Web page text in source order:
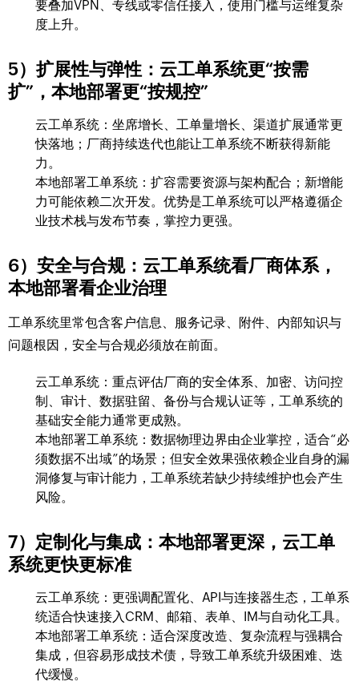
要叠加VPN、专线或零信任接入，使用门槛与运维复杂
度上升。
5）扩展性与弹性：云工单系统更“按需
扩”，本地部署更“按规控”
云工单系统：坐席增长、工单量增长、渠道扩展通常更
快落地；厂商持续迭代也能让工单系统不断获得新能
力。
本地部署工单系统：扩容需要资源与架构配合；新增能
力可能依赖二次开发。优势是工单系统可以严格遵循企
业技术栈与发布节奏，掌控力更强。
6）安全与合规：云工单系统看厂商体系，
本地部署看企业治理
工单系统里常包含客户信息、服务记录、附件、内部知识与
问题根因，安全与合规必须放在前面。
云工单系统：重点评估厂商的安全体系、加密、访问控
制、审计、数据驻留、备份与合规认证等，工单系统的
基础安全能力通常更成熟。
本地部署工单系统：数据物理边界由企业掌控，适合“必
须数据不出域”的场景；但安全效果强依赖企业自身的漏
洞修复与审计能力，工单系统若缺少持续维护也会产生
风险。
7）定制化与集成：本地部署更深，云工单
系统更快更标准
云工单系统：更强调配置化、API与连接器生态，工单系
统适合快速接入CRM、邮箱、表单、IM与自动化工具。
本地部署工单系统：适合深度改造、复杂流程与强耦合
集成，但容易形成技术债，导致工单系统升级困难、迭
代缓慢。